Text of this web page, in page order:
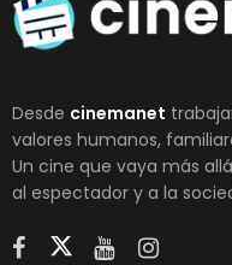
Desde cinemanet
valores humanos,
Un cine que vaya más
al espectador y a la